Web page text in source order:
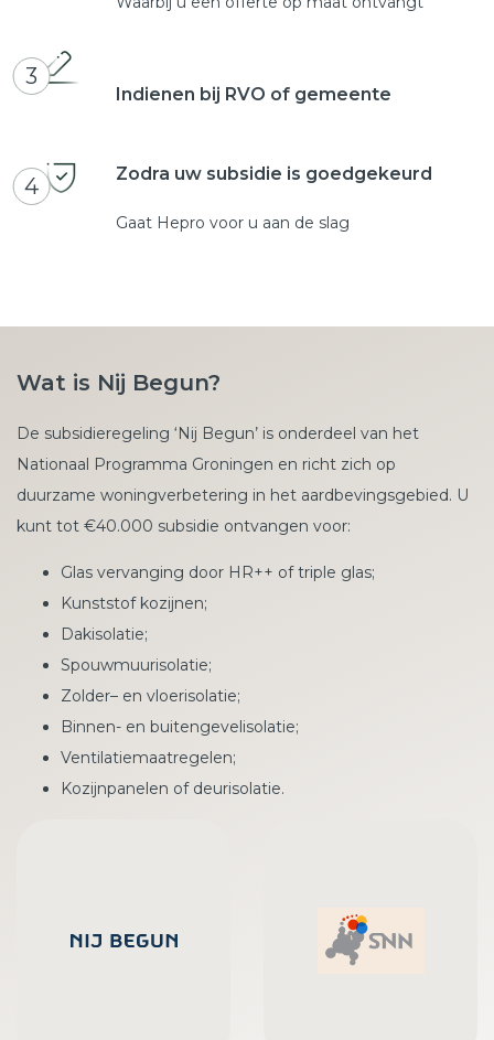
3
Indienen bij RVO of gemeente
4 Zodra uw subsidie is goedgekeurd
Gaat Hepro voor u aan de slag
Wat is Nij Begun?
De subsidieregeling ‘Nij Begun’ is onderdeel van het
Nationaal Programma Groningen en richt zich op
duurzame woningverbetering in het aardbevingsgebied. U
kunt tot €40.000 subsidie ontvangen voor:
Glas vervanging door HR++ of triple glas;
Kunststof kozijnen;
Dakisolatie;
Spouwmuurisolatie;
Zolder– en vloerisolatie;
Binnen- en buitengevelisolatie;
Ventilatiemaatregelen;
Kozijnpanelen of deurisolatie.